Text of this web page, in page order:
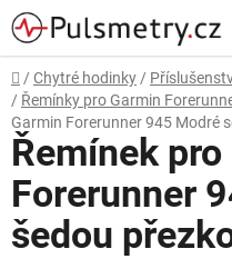
Přejít
na
obsah
Domů
/ Chytré hodinky /
/ Řemínky pro Garmin
Garmin Forerunner 945 Modré
Řemínek
Forerunner
šedou